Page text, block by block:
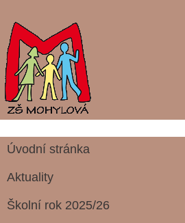
Úvodní stránka
Aktuality
Školní rok 2025/26